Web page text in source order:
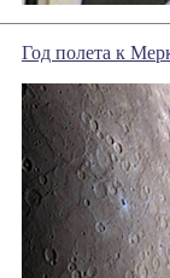
Год полета к